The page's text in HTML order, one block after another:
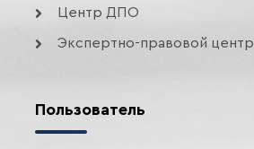
Центр ДПО
Экспертно-правовой центр
Пользователь